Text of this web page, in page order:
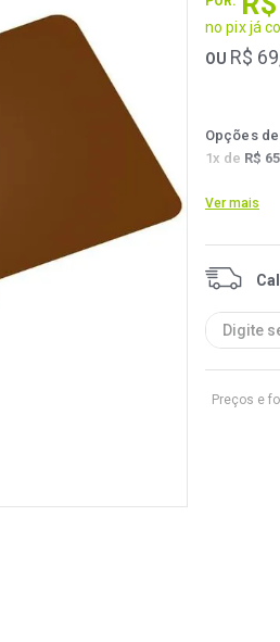
no pix já
OU R$ 69
Opções
1x de R$
Ver mais
Preços e